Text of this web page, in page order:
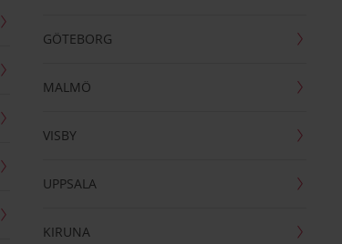
GÖTEBORG
MALMÖ
VISBY
UPPSALA
KIRUNA